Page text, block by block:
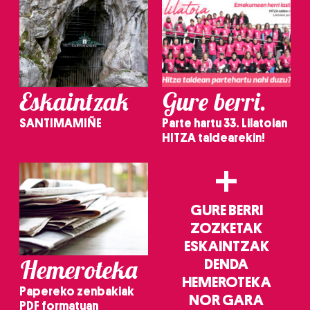
Eskaintzak
SANTIMAMIÑE
Gure berri.
Parte hartu 33. Lilatoian
HITZA taldearekin!
Hemeroteka
Papereko zenbakiak
PDF formatuan
+
GURE BERRI
ZOZKETAK
ESKAINTZAK
DENDA
HEMEROTEKA
NOR GARA